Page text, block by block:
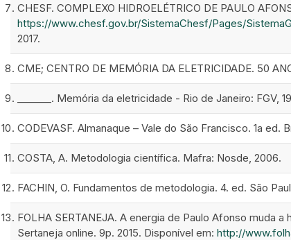
CHESF. COMPLEXO HIDROELÉTRICO DE PAULO
https://www.chesf.gov.br/SistemaChesf/Pages/
2017.
CME; CENTRO DE MEMÓRIA DA ELETRICIDADE. 50
_______. Memória da eletricidade - Rio de Janeiro: FGV,
CODEVASF. Almanaque – Vale do São Francisco. 1a ed.
COSTA, A. Metodologia científica. Mafra: Nosde, 2006.
FACHIN, O. Fundamentos de metodologia. 4. ed. São
FOLHA SERTANEJA. A energia de Paulo Afonso muda
Sertaneja online. 9p. 2015. Disponível em: http://